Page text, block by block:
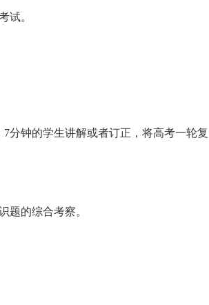
试。
分钟的学生讲解或者订正，将高考一轮复
题的综合考察。